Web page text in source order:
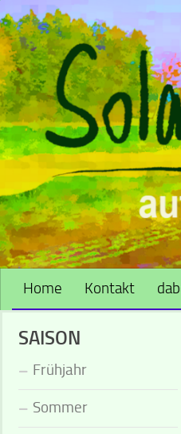
Zum Inhalt springen
Home Kontakt
SAISON
Frühjahr
Sommer